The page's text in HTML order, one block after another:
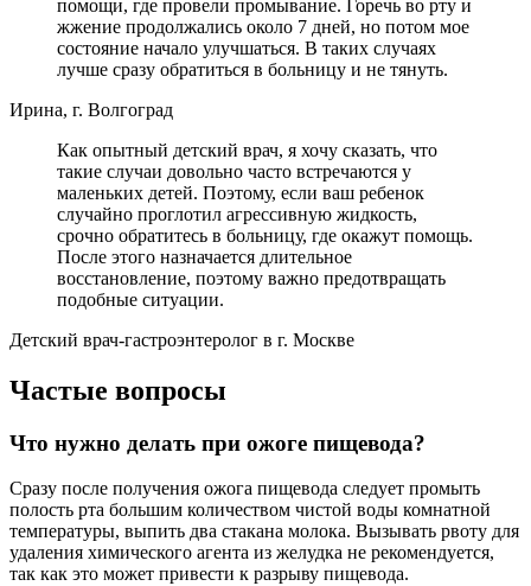
помощи, где провели промывание. Горечь во рту и
жжение продолжались около 7 дней, но потом мое
состояние начало улучшаться. В таких случаях
лучше сразу обратиться в больницу и не тянуть.
Ирина, г. Волгоград
Как опытный детский врач, я хочу сказать, что
такие случаи довольно часто встречаются у
маленьких детей. Поэтому, если ваш ребенок
случайно проглотил агрессивную жидкость,
срочно обратитесь в больницу, где окажут помощь.
После этого назначается длительное
восстановление, поэтому важно предотвращать
подобные ситуации.
Детский врач-гастроэнтеролог в г. Москве
Частые вопросы
Что нужно делать при ожоге пищевода?
Сразу после получения ожога пищевода следует промыть
полость рта большим количеством чистой воды комнатной
температуры, выпить два стакана молока. Вызывать рвоту для
удаления химического агента из желудка не рекомендуется,
так как это может привести к разрыву пищевода.